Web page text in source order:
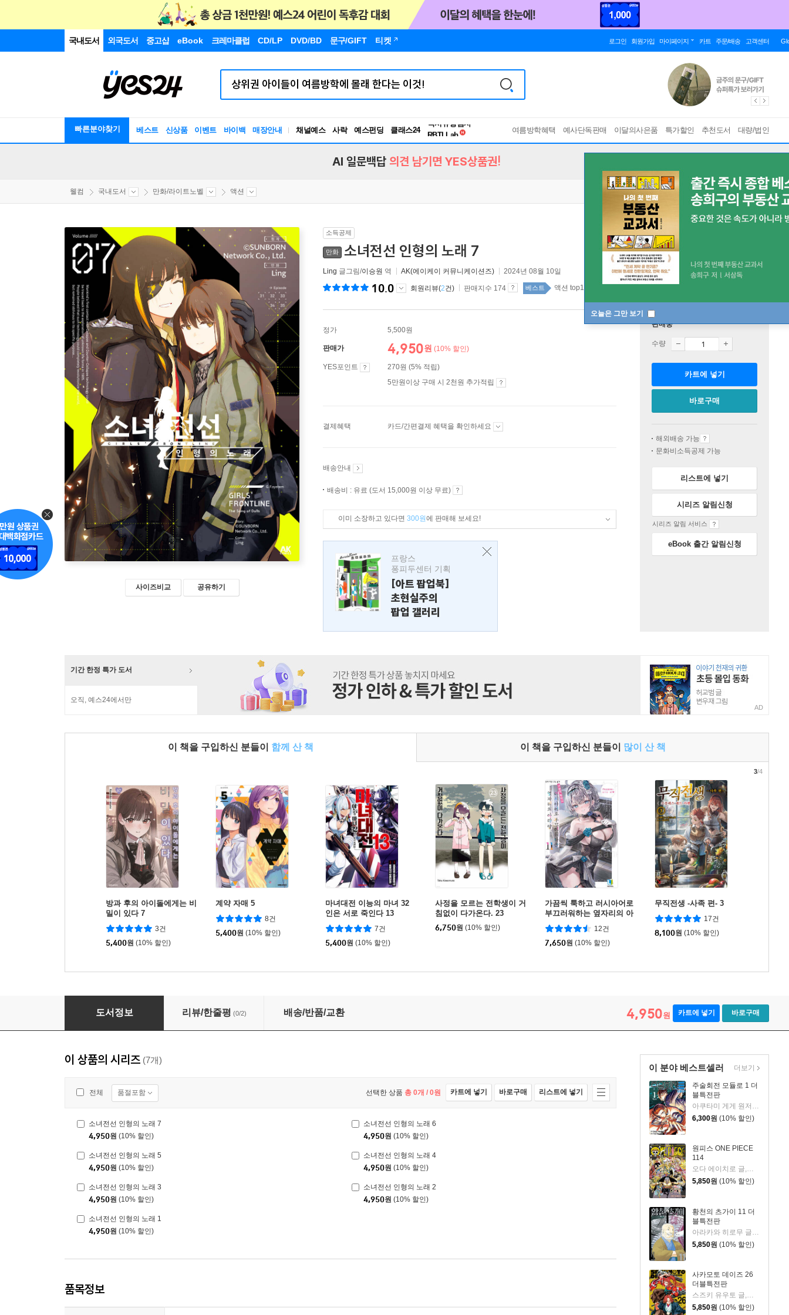
국내도서 외국도서 중고샵 eBook 크레마클럽 CD/LP DVD/BD 문구/GIFT 티켓 로그인 회원가입 마이페이지 카트 주문/배송 고객센터
빠른분야찾기 베스트 신상품 이벤트 바이백 매장안내 채널예스 사락 예스펀딩 클래스24
RBTI Lab
독서유형검사
여름방학혜택 예사단독판매 이달의사은품 특가할인 추천도서 대량/법인
오늘은 그만 보기
AI 일문백답 의견 남기면 YES상품권!
웰컴 국내도서 만화/라이트노벨 액션
사이즈비교 공유하기
소득공제
만화 소녀전선 인형의 노래 7
Ling 글그림/이승원 역 AK(에이케이 커뮤니케이션즈) 2024년 08월 10일
10.0 회원리뷰(2건) 판매지수 174 베스트 액션 top100 1주
정가 5,500원
판매가 4,950원 (10% 할인)
YES포인트
270원 (5% 적립)
5만원이상 구매 시 2천원 추가적립
결제혜택 카드/간편결제 혜택을 확인하세요
배송안내
배송비 : 유료 (도서 15,000원 이상 무료)
이미 소장하고 있다면 300원에 판매해 보세요!
프랑스
퐁피두센터 기획
[아트 팝업북]
초현실주의
팝업 갤러리
판매중
수량
카트에 넣기
바로구매
해외배송 가능
문화비소득공제 가능
리스트에 넣기
시리즈 알림신청
시리즈 알림 서비스
eBook 출간 알림신청
기간 한정 특가 도서
오직, 예스24에서만
AD
이 책을 구입하신 분들이 함께 산 책 이 책을 구입하신 분들이 많이 산 책
방과 후의 아이돌에게는 비
밀이 있다 7
3건
5,400원 (10% 할인)
계약 자매 5
8건
5,400원 (10% 할인)
마녀대전 이능의 마녀 32
인은 서로 죽인다 13
7건
5,400원 (10% 할인)
사정을 모르는 전학생이 거
침없이 다가온다. 23
6,750원 (10% 할인)
가끔씩 툭하고 러시아어로
부끄러워하는 옆자리의 아
랴 양 11
12건
7,650원 (10% 할인)
무직전생 -사족 편- 3
17건
8,100원 (10% 할인)
3/4
소녀전선 인형의 노래 7
도서정보 리뷰/한줄평 (0/2) 배송/반품/교환 4,950원 카트에 넣기 바로구매
이 분야 베스트셀러
주술회전 모듈로 1 더
블특전판
아쿠타미 게게 원저/Yuji Iwasaki 글그림/이정운 역
6,300원 (10% 할인)
원피스 ONE PIECE
114
오다 에이치로 글,그림
5,850원 (10% 할인)
황천의 츠가이 11 더
블특전판
아라카와 히로무 글그림
5,850원 (10% 할인)
사카모토 데이즈 26
더블특전판
스즈키 유우토 글,그림
5,850원 (10% 할인)
더보기
이 상품의 시리즈 (7개)
전체 품절포함 선택한 상품 총 0개 / 0원 카트에 넣기 바로구매 리스트에 넣기
소녀전선 인형의 노래 7
4,950원 (10% 할인)
소녀전선 인형의 노래 6
4,950원 (10% 할인)
소녀전선 인형의 노래 5
4,950원 (10% 할인)
소녀전선 인형의 노래 4
4,950원 (10% 할인)
소녀전선 인형의 노래 3
4,950원 (10% 할인)
소녀전선 인형의 노래 2
4,950원 (10% 할인)
소녀전선 인형의 노래 1
4,950원 (10% 할인)
품목정보